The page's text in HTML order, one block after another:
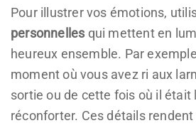
Pour illustrer vos émotions,
personnelles qui mettent en
heureux ensemble. Par
moment où vous avez ri aux
sortie ou de cette fois où il était
réconforter. Ces détails